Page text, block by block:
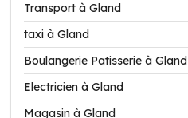
Transport à Gland
taxi à Gland
Boulangerie Patisserie à Gland
Electricien à Gland
Magasin à Gland